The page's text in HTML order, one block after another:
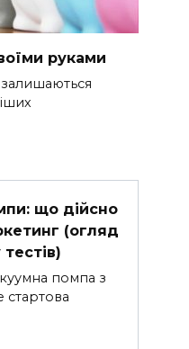
руками
залишаються
що дійсно
(огляд
помпа з